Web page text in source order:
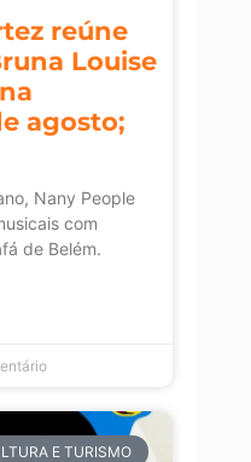
reúne
Louise
agosto;
Nany People
com
de Belém.
E TURISMO